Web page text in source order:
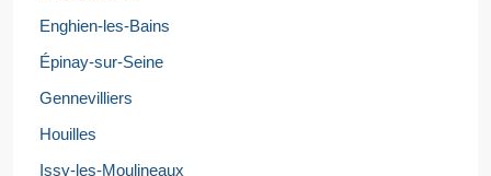
Enghien-les-Bains
Épinay-sur-Seine
Gennevilliers
Houilles
Issy-les-Moulineaux